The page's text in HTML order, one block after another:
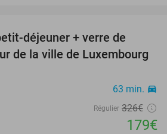
déjeuner + verre de
de la ville de Luxembourg
63 min. directions_car
Régulier 326€
179€